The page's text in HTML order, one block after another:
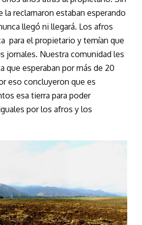
la reclamaron estaban esperando
llegó ni llegará. Los afros
para el propietario y temían que
jornales. Nuestra comunidad les
que esperaban por más de 20
eso concluyeron que es
esa tierra para poder
por los afros y los